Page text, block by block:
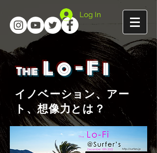
Log In
The Lo-Fi
イノベーション、アー
ト、想像力とは？